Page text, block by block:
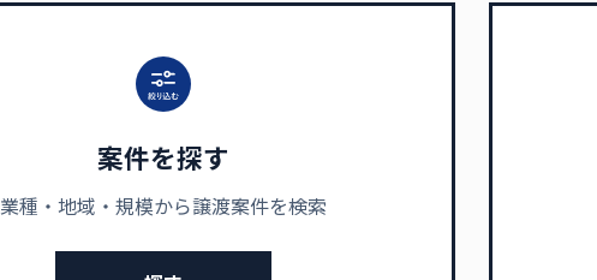
案件を探す
業種・地域・規模から譲渡案件を検索